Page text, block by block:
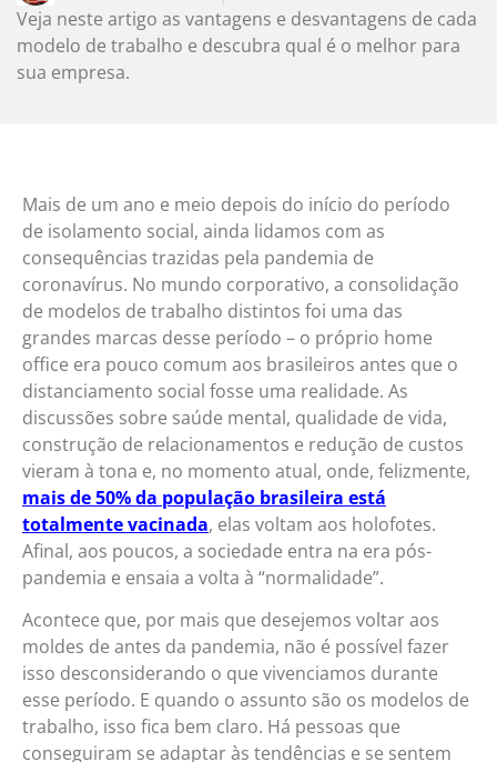
Veja neste artigo as vantagens e desvantagens de cada
modelo de trabalho e descubra qual é o melhor para
sua empresa.
Mais de um ano e meio depois do início do período
de isolamento social, ainda lidamos com as
consequências trazidas pela pandemia de
coronavírus. No mundo corporativo, a consolidação
de modelos de trabalho distintos foi uma das
grandes marcas desse período – o próprio home
office era pouco comum aos brasileiros antes que o
distanciamento social fosse uma realidade. As
discussões sobre saúde mental, qualidade de vida,
construção de relacionamentos e redução de custos
vieram à tona e, no momento atual, onde, felizmente,
mais de 50% da população brasileira está
totalmente vacinada, elas voltam aos holofotes.
Afinal, aos poucos, a sociedade entra na era pós-
pandemia e ensaia a volta à “normalidade”.
Acontece que, por mais que desejemos voltar aos
moldes de antes da pandemia, não é possível fazer
isso desconsiderando o que vivenciamos durante
esse período. E quando o assunto são os modelos de
trabalho, isso fica bem claro. Há pessoas que
conseguiram se adaptar às tendências e se sentem